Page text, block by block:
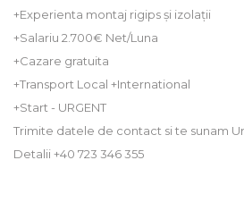
+Experienta montaj rigips și izolații
+Salariu 2.700€ Net/Luna
+Cazare gratuita
+Transport Local +International
+Start - URGENT
Trimite datele de contact si te sunam
Detalii +40 723 346 355